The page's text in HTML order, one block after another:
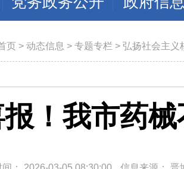
页 > 动态信息 > 专题专栏 > 弘扬社会主义
！我市药